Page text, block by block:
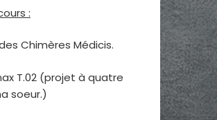
:
Chimères Médicis.
T.02 (projet à quatre
soeur.)